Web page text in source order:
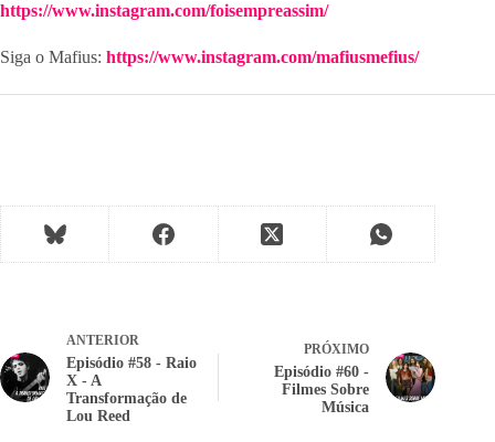
https://www.instagram.com/foisempreassim/
Siga o Mafius: https://www.instagram.com/mafiusmefius/
ANTERIOR
Episódio #58 - Raio
X - A
Transformação de
Lou Reed
PRÓXIMO
Episódio #60 -
Filmes Sobre
Música